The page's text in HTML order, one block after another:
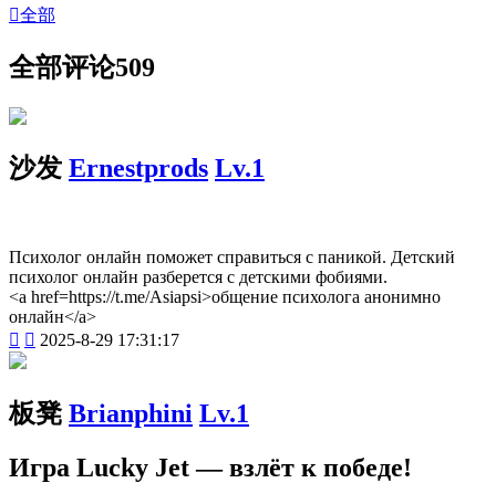
全部
全部评论509
沙发 Ernestprods Lv.1
Психолог онлайн поможет справиться с паникой. Детский
психолог онлайн разберется с детскими фобиями.
<a href=https://t.me/Asiapsi>общение психолога анонимно
онлайн</a>
  2025-8-29 17:31:17
板凳 Brianphini Lv.1
Игра Lucky Jet — взлёт к победе!